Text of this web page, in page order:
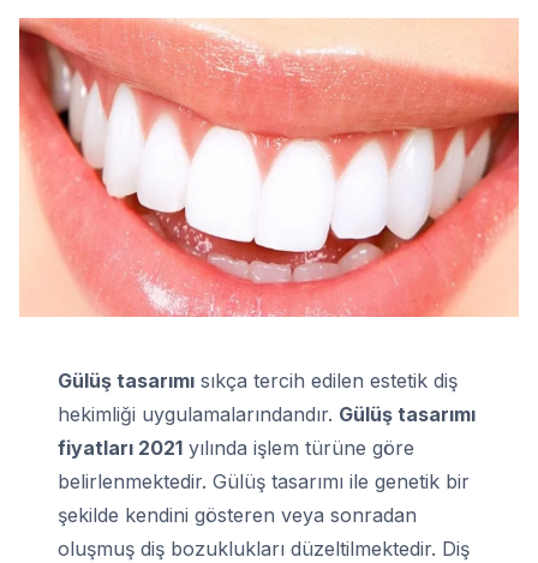
Gülüş tasarımı sıkça tercih edilen estetik diş
hekimliği uygulamalarındandır. Gülüş tasarımı
fiyatları 2021 yılında işlem türüne göre
belirlenmektedir. Gülüş tasarımı ile genetik bir
şekilde kendini gösteren veya sonradan
oluşmuş diş bozuklukları düzeltilmektedir. Diş